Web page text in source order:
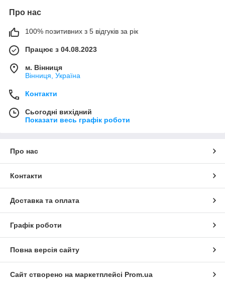
Про нас
100% позитивних з 5 відгуків за рік
Працює з 04.08.2023
м. Вінниця
Вінниця, Україна
Контакти
Сьогодні вихідний
Показати весь графік роботи
Про нас
Контакти
Доставка та оплата
Графік роботи
Повна версія сайту
Сайт створено на маркетплейсі Prom.ua